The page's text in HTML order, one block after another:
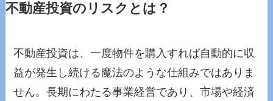
不動産投資のリスクとは？
不動産投資は、一度物件を購入すれば自動的に収
益が発生し続ける魔法のような仕組みではありま
せん。長期にわたる事業経営であり、市場や経済